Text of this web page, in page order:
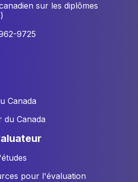
sur les diplômes
9725
Canada
du Canada
pour l'évaluation